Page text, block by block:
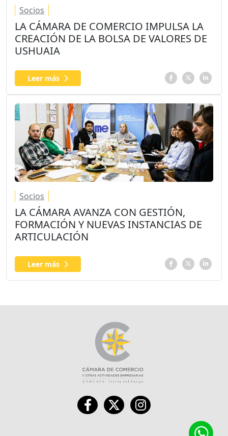
Socios
LA CÁMARA DE COMERCIO IMPULSA LA
CREACIÓN DE LA BOLSA DE VALORES DE
USHUAIA
Leer más
Socios
LA CÁMARA AVANZA CON GESTIÓN,
FORMACIÓN Y NUEVAS INSTANCIAS DE
ARTICULACIÓN
Leer más